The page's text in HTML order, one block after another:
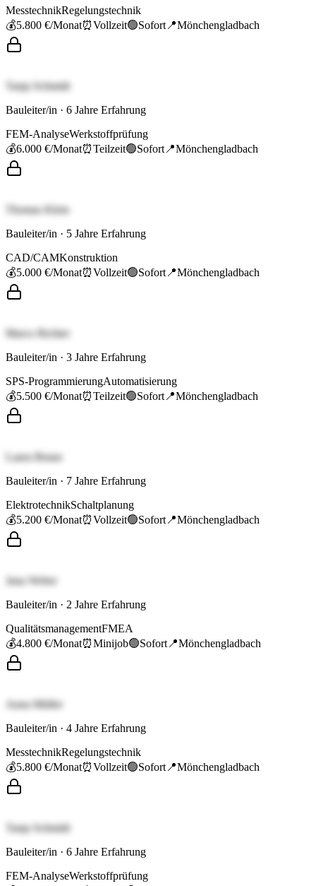
MesstechnikRegelungstechnik
💰5.800 €/Monat⏰Vollzeit🟢Sofort 📍Mönchengladbach
Tanja Schmidt
Bauleiter/in · 6 Jahre Erfahrung
FEM-AnalyseWerkstoffprüfung
💰6.000 €/Monat⏰Teilzeit🟢Sofort 📍Mönchengladbach
Thomas Klein
Bauleiter/in · 5 Jahre Erfahrung
CAD/CAMKonstruktion
💰5.000 €/Monat⏰Vollzeit🟢Sofort 📍Mönchengladbach
Marco Richter
Bauleiter/in · 3 Jahre Erfahrung
SPS-ProgrammierungAutomatisierung
💰5.500 €/Monat⏰Teilzeit🟢Sofort 📍Mönchengladbach
Laura Braun
Bauleiter/in · 7 Jahre Erfahrung
ElektrotechnikSchaltplanung
💰5.200 €/Monat⏰Vollzeit🟢Sofort 📍Mönchengladbach
Jana Weber
Bauleiter/in · 2 Jahre Erfahrung
QualitätsmanagementFMEA
💰4.800 €/Monat⏰Minijob🟢Sofort 📍Mönchengladbach
Anna Müller
Bauleiter/in · 4 Jahre Erfahrung
MesstechnikRegelungstechnik
💰5.800 €/Monat⏰Vollzeit🟢Sofort 📍Mönchengladbach
Tanja Schmidt
Bauleiter/in · 6 Jahre Erfahrung
FEM-AnalyseWerkstoffprüfung